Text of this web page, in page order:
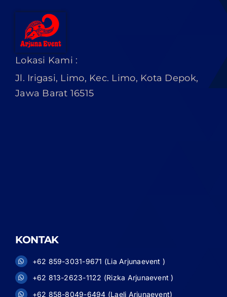
Lokasi Kami :
Jl. Irigasi, Limo, Kec. Limo, Kota Depok,
Jawa Barat 16515
KONTAK
+62 859-3031-9671 (Lia Arjunaevent )
+62 813-2623-1122 (Rizka Arjunaevent )
+62 858-8049-6494 (Laeli Arjunaevent)